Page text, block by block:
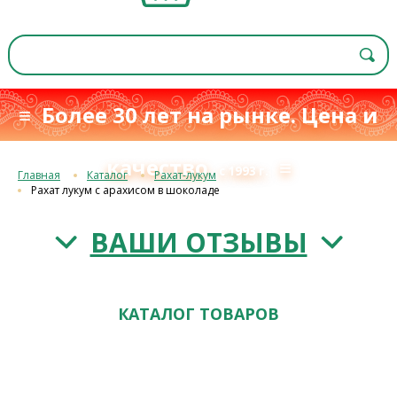
≡ Более 30 лет на рынке. Цена и
качество
с 1993 г. ≡
Главная Каталог
Рахат-лукум
Рахат лукум с арахисом в шоколаде
ВАШИ ОТЗЫВЫ
КАТАЛОГ ТОВАРОВ